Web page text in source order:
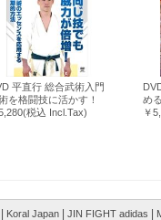
| Koral Japan | JIN FIGHT adidas |